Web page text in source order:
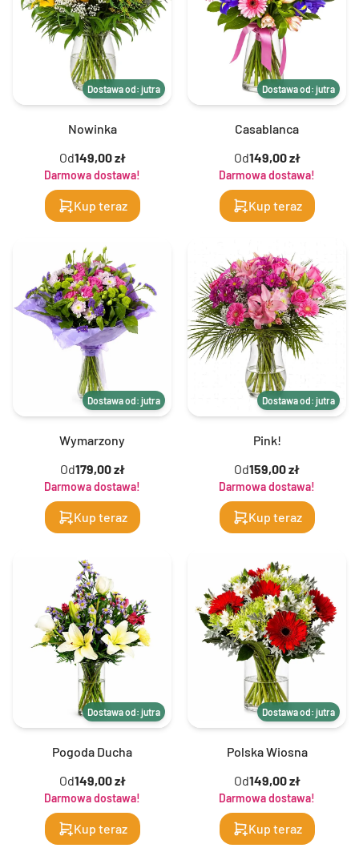
Dostawa od: jutra
Nowinka
Od149,00 zł
Darmowa dostawa!
Kup teraz
Dostawa od: jutra
Casablanca
Od149,00 zł
Darmowa dostawa!
Kup teraz
Dostawa od: jutra
Wymarzony
Od179,00 zł
Darmowa dostawa!
Kup teraz
Dostawa od: jutra
Pink!
Od159,00 zł
Darmowa dostawa!
Kup teraz
Dostawa od: jutra
Pogoda Ducha
Od149,00 zł
Darmowa dostawa!
Kup teraz
Dostawa od: jutra
Polska Wiosna
Od149,00 zł
Darmowa dostawa!
Kup teraz